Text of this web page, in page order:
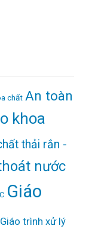
chất An toàn
khoa
thải rắn -
nước
Giáo
Giáo trình xử lý